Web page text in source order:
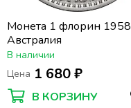
Монета 1 флорин 1958
Австралия
В наличии
Цена 1 680 ₽
В КОРЗИНУ